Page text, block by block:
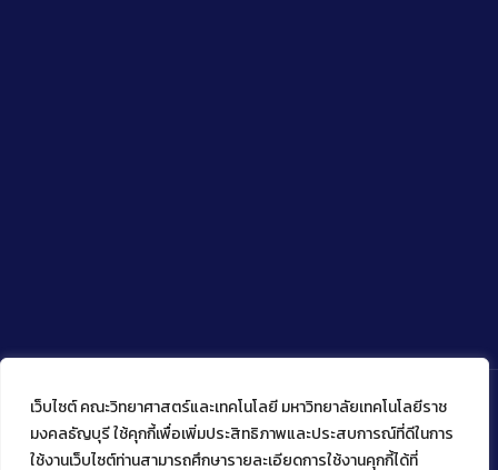
เว็บไซต์ คณะวิทยาศาสตร์และเทคโนโลยี มหาวิทยาลัยเทคโนโลยีราช
มงคลธัญบุรี ใช้คุกกี้เพื่อเพิ่มประสิทธิภาพและประสบการณ์ที่ดีในการ
ใช้งานเว็บไซต์ท่านสามารถศึกษารายละเอียดการใช้งานคุกกี้ได้ที่
Copyright © 2022 คณะวิทยาศาสตร์และเทคโนโลยี มหาวิทยาลัย